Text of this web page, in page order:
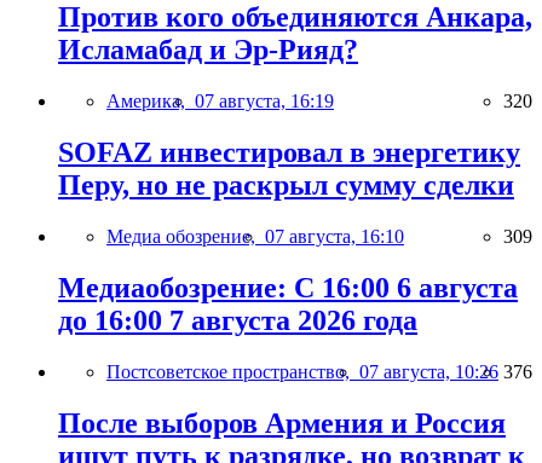
Против кого объединяются Анкара,
Исламабад и Эр-Рияд?
Америка, 07 августа, 16:19 320
SOFAZ инвестировал в энергетику
Перу, но не раскрыл сумму сделки
Медиа обозрение, 07 августа, 16:10 309
Медиаобозрение: С 16:00 6 августа
до 16:00 7 августа 2026 года
Постсоветское пространство, 07 августа, 10:26 376
После выборов Армения и Россия
ищут путь к разрядке, но возврат к